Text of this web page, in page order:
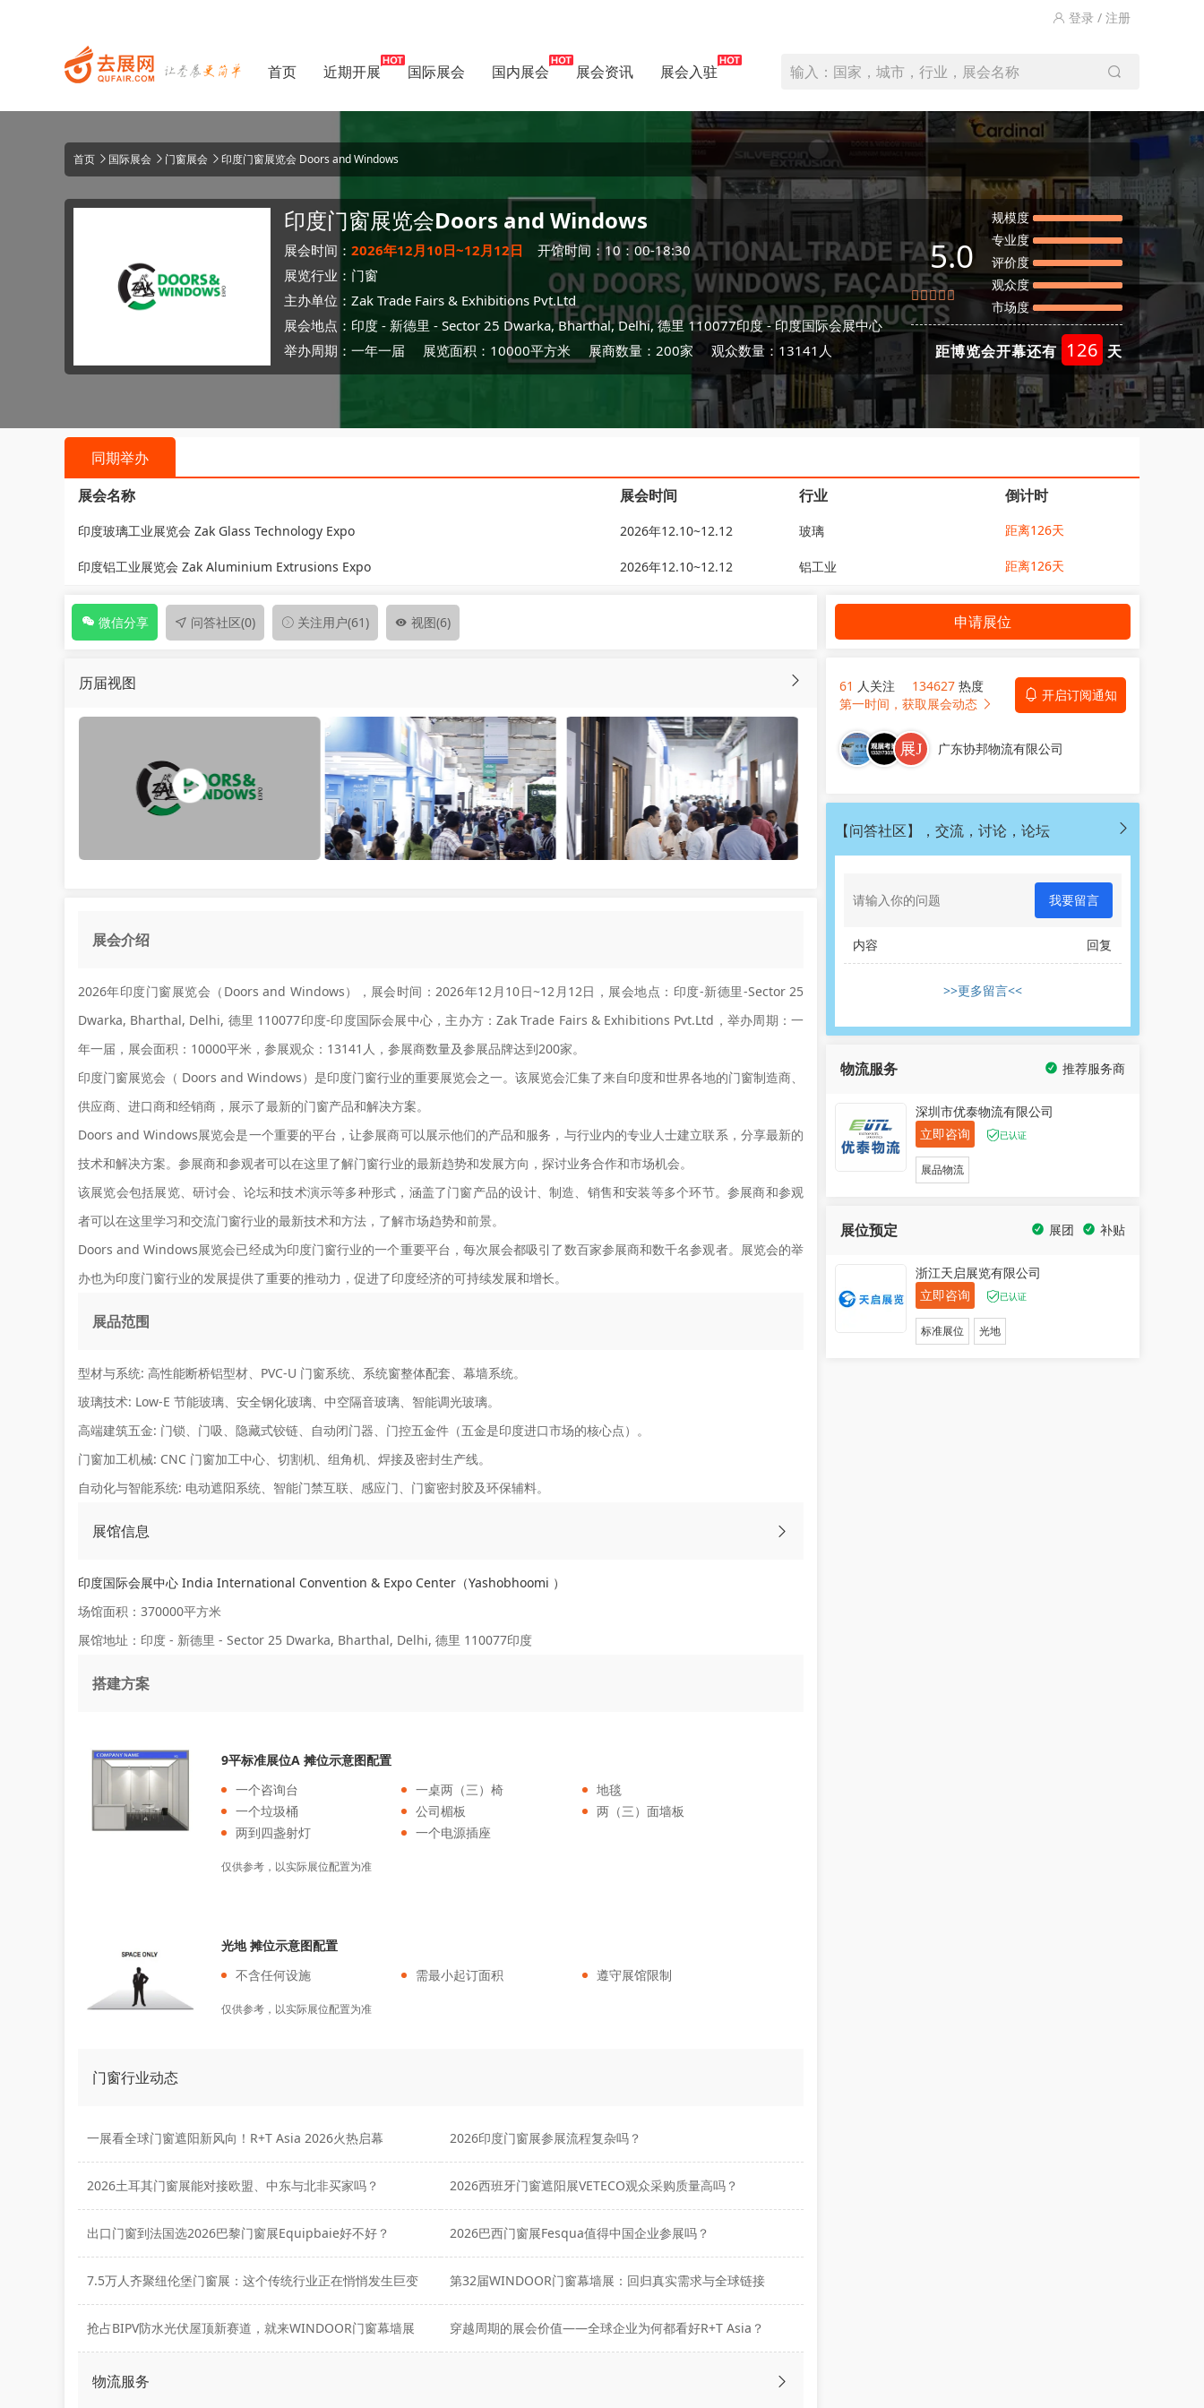
登录 / 注册
首页 近期开展 国际展会 国内展会 展会资讯 展会入驻 输入：国家，城市，行业，展会名称
首页 国际展会 门窗展会 印度门窗展览会 Doors and Windows
印度门窗展览会Doors and Windows
展会时间： 2026年12月10日~12月12日
开馆时间：10：00-18:30
展览行业： 门窗
主办单位： Zak Trade Fairs & Exhibitions Pvt.Ltd
展会地点： 印度 - 新德里 - Sector 25 Dwarka, Bharthal, Delhi, 德里 110077印度 -印度国际会展中心
举办周期：一年一届
展览面积：10000平方米 展商数量：200家 观众数量：13141人
5.0
规模度
专业度
评价度
观众度
市场度
距博览会开幕还有 126 天
同期举办
展会名称
展会时间 行业 倒计时
印度玻璃工业展览会 Zak Glass Technology Expo 2026年12.10~12.12 玻璃 距离126天
印度铝工业展览会 Zak Aluminium Extrusions Expo 2026年12.10~12.12 铝工业 距离126天
微信分享 问答社区(0) 关注用户(61) 视图(6)
历届视图
展会介绍
2026年印度门窗展览会（Doors and Windows），展会时间：2026年12月10日~12月12日，展会地点：印度-新德里-Sector 25
Dwarka, Bharthal, Delhi, 德里 110077印度-印度国际会展中心，主办方：Zak Trade Fairs & Exhibitions Pvt.Ltd，举办周期：一
年一届，展会面积：10000平米，参展观众：13141人，参展商数量及参展品牌达到200家。
印度门窗展览会（ Doors and Windows）是印度门窗行业的重要展览会之一。该展览会汇集了来自印度和世界各地的门窗制造商、
供应商、进口商和经销商，展示了最新的门窗产品和解决方案。
Doors and Windows展览会是一个重要的平台，让参展商可以展示他们的产品和服务，与行业内的专业人士建立联系，分享最新的
技术和解决方案。参展商和参观者可以在这里了解门窗行业的最新趋势和发展方向，探讨业务合作和市场机会。
该展览会包括展览、研讨会、论坛和技术演示等多种形式，涵盖了门窗产品的设计、制造、销售和安装等多个环节。参展商和参观
者可以在这里学习和交流门窗行业的最新技术和方法，了解市场趋势和前景。
Doors and Windows展览会已经成为印度门窗行业的一个重要平台，每次展会都吸引了数百家参展商和数千名参观者。展览会的举
办也为印度门窗行业的发展提供了重要的推动力，促进了印度经济的可持续发展和增长。
展品范围
型材与系统: 高性能断桥铝型材、PVC-U 门窗系统、系统窗整体配套、幕墙系统。
玻璃技术: Low-E 节能玻璃、安全钢化玻璃、中空隔音玻璃、智能调光玻璃。
高端建筑五金: 门锁、门吸、隐藏式铰链、自动闭门器、门控五金件（五金是印度进口市场的核心点）。
门窗加工机械: CNC 门窗加工中心、切割机、组角机、焊接及密封生产线。
自动化与智能系统: 电动遮阳系统、智能门禁互联、感应门、门窗密封胶及环保辅料。
展馆信息
印度国际会展中心 India International Convention & Expo Center（Yashobhoomi ）
场馆面积：370000平方米
展馆地址：印度 - 新德里 - Sector 25 Dwarka, Bharthal, Delhi, 德里 110077印度
搭建方案
9平标准展位A 摊位示意图配置
一个咨询台
一桌两（三）椅
地毯
一个垃圾桶
公司楣板
两（三）面墙板
两到四盏射灯
一个电源插座
仅供参考，以实际展位配置为准
光地 摊位示意图配置
不含任何设施
需最小起订面积 遵守展馆限制
仅供参考，以实际展位配置为准
门窗行业动态
一展看全球门窗遮阳新风向！R+T Asia 2026火热启幕 2026印度门窗展参展流程复杂吗？
2026土耳其门窗展能对接欧盟、中东与北非买家吗？ 2026西班牙门窗遮阳展VETECO观众采购质量高吗？
出口门窗到法国选2026巴黎门窗展Equipbaie好不好？ 2026巴西门窗展Fesqua值得中国企业参展吗？
7.5万人齐聚纽伦堡门窗展：这个传统行业正在悄悄发生巨变 第32届WINDOOR门窗幕墙展：回归真实需求与全球链接
抢占BIPV防水光伏屋顶新赛道，就来WINDOOR门窗幕墙展 穿越周期的展会价值——全球企业为何都看好R+T Asia？
物流服务
申请展位
61 人关注 134627 热度
开启订阅通知
第一时间，获取展会动态
广东协邦物流有限公司
【问答社区】，交流，讨论，论坛
我要留言
内容 回复
>>更多留言<<
物流服务 推荐服务商
深圳市优泰物流有限公司
立即咨询
已认证
展品物流
展位预定 补贴
展团
浙江天启展览有限公司
立即咨询
已认证
标准展位 光地